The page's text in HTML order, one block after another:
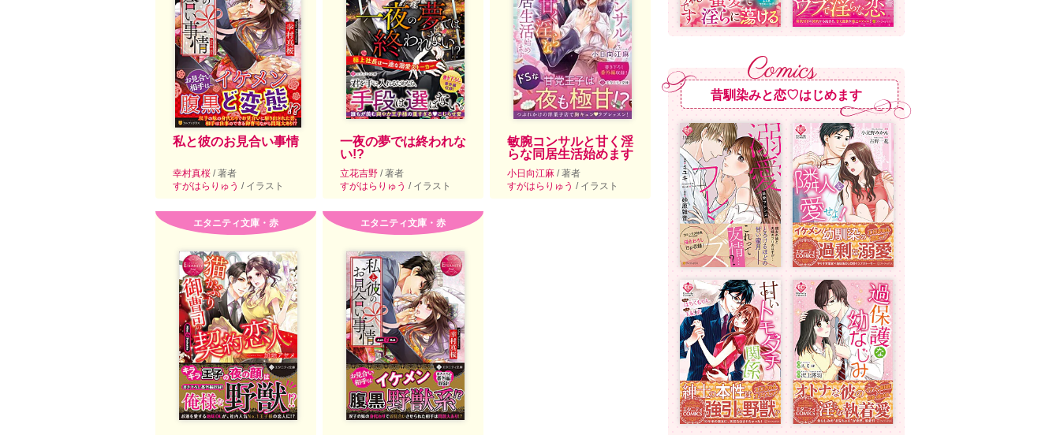
私と彼のお見合い事情
幸村真桜 / 著者
すがはらりゅう / イラスト
一夜の夢では終われな
い!?
立花吉野 / 著者
すがはらりゅう / イラスト
敏腕コンサルと甘く淫
らな同居生活始めます
小日向江麻 / 著者
すがはらりゅう / イラスト
エタニティ文庫・赤 エタニティ文庫・赤
昔馴染みと恋♡はじめます